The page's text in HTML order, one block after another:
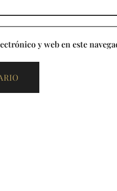
y web en este